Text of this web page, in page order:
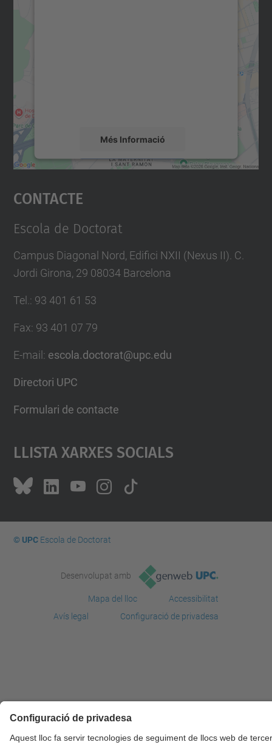
Més Informació
Accepta
powered by
Contacte
Escola de Doctorat
Campus Diagonal Nord, Edifici NXII (Nexus II). C.
Jordi Girona, 29 08034 Barcelona
Tel.: 93 401 61 53
Fax: 93 401 07 79
E-mail : escola.doctorat@upc.edu
Directori UPC
Formulari de contacte
Llista Xarxes Socials
© UPCEscola de Doctorat
Desenvolupat amb
Mapa del lloc
Accessibilitat
Avís legal
Configuració de privadesa